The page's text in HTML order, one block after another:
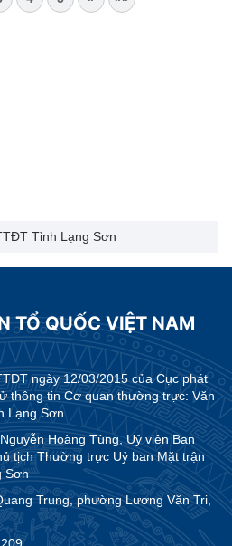
Tỉnh Lạng Sơn
TỔ QUỐC VIỆT NAM
ngày 12/03/2015 của Cục phát
thông tin Cơ quan thường trực: Văn
Lạng Sơn.
Hoàng Tùng, Uỷ viên Ban
tịch Thường trực Uỷ ban Mặt trận
Sơn
Trung, phường Lương Văn Tri,